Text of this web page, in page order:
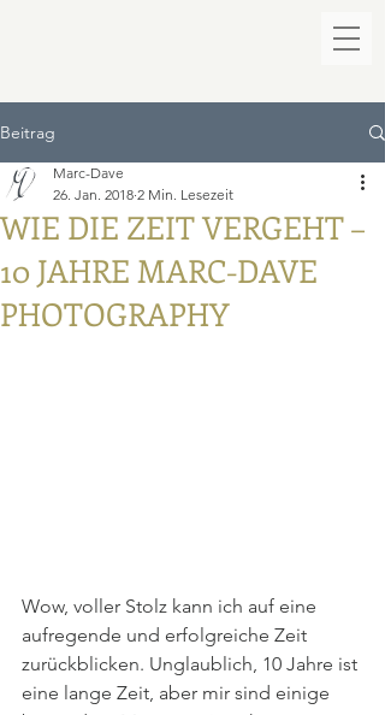
Beitrag
WIE DIE ZEIT VERGEHT –
10 JAHRE MARC-DAVE
PHOTOGRAPHY
Marc-Dave
26. Jan. 2018 2 Min. Lesezeit
Wow, voller Stolz kann ich auf eine
aufregende und erfolgreiche Zeit
zurückblicken. Unglaublich, 10 Jahre ist
eine lange Zeit, aber mir sind einige